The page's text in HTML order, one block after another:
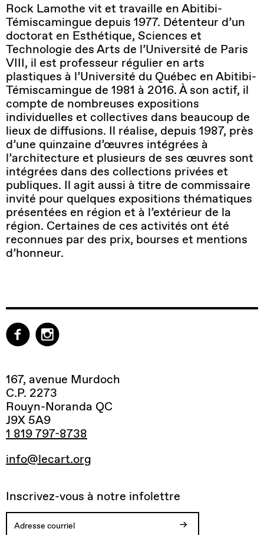
Rock Lamothe vit ettravaille enAbitibi-
Témiscamingue depuis 1977. Détenteur d’un
doctorat en Esthétique, Sciences et
Technologie des Arts de l’Université de Paris
VIII, il est professeur régulier en arts
plastiques à l’Université du Québec enAbitibi-
Témiscamingue de 1981 à 2016. À son actif, il
compte de nombreuses expositions
individuelles et collectives dans beaucoup de
lieux de diffusions. Il réalise, depuis 1987, près
d’une quinzaine d’œuvres intégrées à
l’architecture et plusieurs de ses œuvres sont
intégrées dans des collections privées et
publiques. Il agitaussi à titre de commissaire
invité pour quelques expositions thématiques
présentées en région et à l’extérieur de la
région. Certaines de ces activités ont été
reconnues par des prix, bourses et mentions
d’honneur.
167, avenue Murdoch
C.P. 2273
Rouyn-Noranda QC
J9X 5A9
1 819 797-8738
info@lecart.org
Inscrivez-vous à notre infolettre